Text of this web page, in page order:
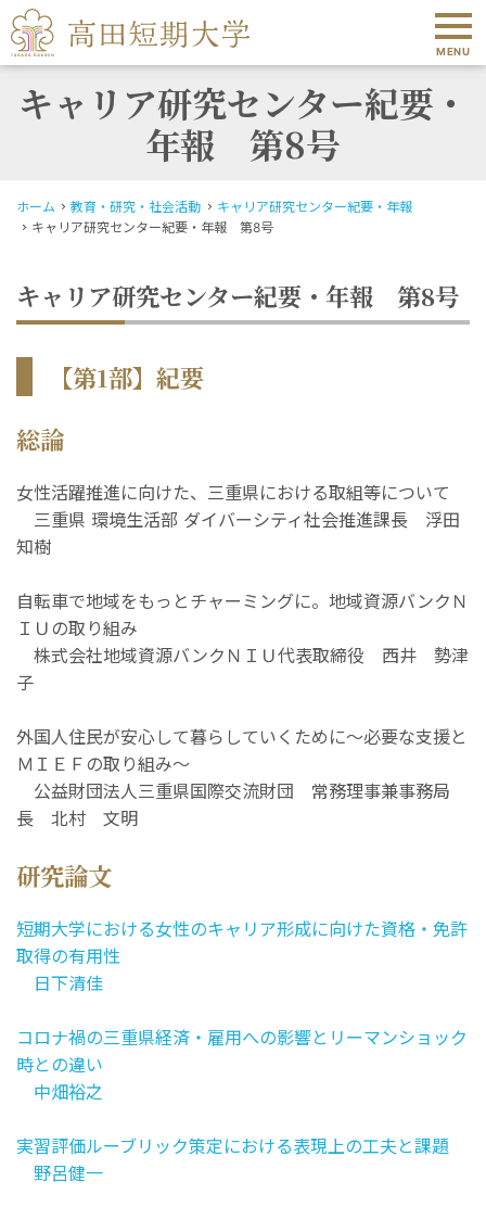
MENU
キャリア研究センター紀要・
年報 第8号
ホーム 教育・研究・社会活動
キャリア研究センター紀要・年報
キャリア研究センター紀要・年報 第8号
キャリア研究センター紀要・年報 第8号
【第1部】紀要
総論
女性活躍推進に向けた、三重県における取組等について
三重県 環境生活部 ダイバーシティ社会推進課長 浮田
知樹
自転車で地域をもっとチャーミングに。地域資源バンクＮ
ＩＵの取り組み
株式会社地域資源バンクＮＩＵ代表取締役 西井 勢津
子
外国人住民が安心して暮らしていくために～必要な支援と
ＭＩＥＦの取り組み～
公益財団法人三重県国際交流財団 常務理事兼事務局
長 北村 文明
研究論文
短期大学における女性のキャリア形成に向けた資格・免許
取得の有用性
日下清佳
コロナ禍の三重県経済・雇用への影響とリーマンショック
時との違い
中畑裕之
実習評価ルーブリック策定における表現上の工夫と課題
野呂健一